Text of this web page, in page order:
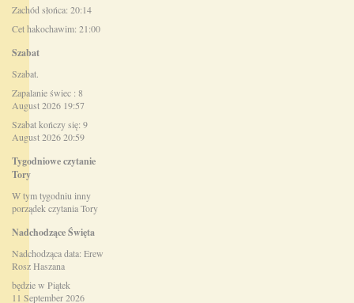
Zachód słońca: 20:14
Cet hakochawim: 21:00
Szabat
Szabat.
Zapalanie świec : 8
August 2026 19:57
Szabat kończy się: 9
August 2026 20:59
Tygodniowe czytanie
Tory
W tym tygodniu inny
porządek czytania Tory
Nadchodzące Święta
Nadchodząca data: Erew
Rosz Haszana
będzie w Piątek
11 September 2026